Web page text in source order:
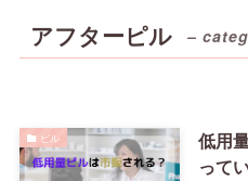
アフターピル –
ピル
低用
って